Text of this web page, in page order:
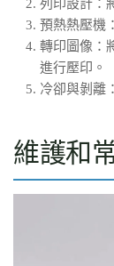
列印設計：
預熱熱壓機
轉印圖像：
進行壓印。
冷卻與剝離
維護和